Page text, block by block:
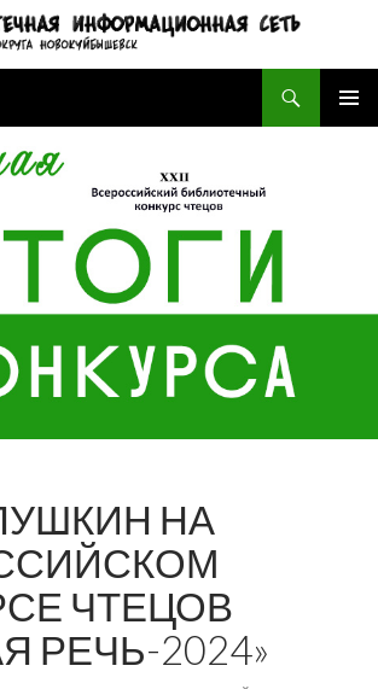
БИБЛИОТЕЧНАЯ ИНФОРМАЦИОННАЯ СЕТЬ городского округа Новокуйбышевск
НА
ЧТЕЦОВ
РЕЧЬ-2024»